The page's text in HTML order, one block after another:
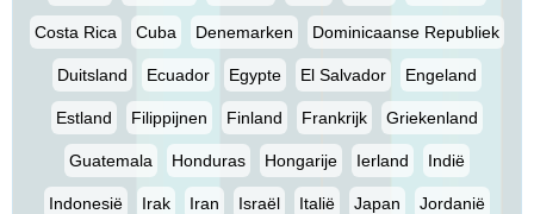
Costa Rica Cuba Denemarken Dominicaanse Republiek
Duitsland Ecuador Egypte El Salvador Engeland
Estland Filippijnen Finland Frankrijk Griekenland
Guatemala Honduras Hongarije Ierland Indië
Indonesië Irak Iran Israël Italië Japan Jordanië